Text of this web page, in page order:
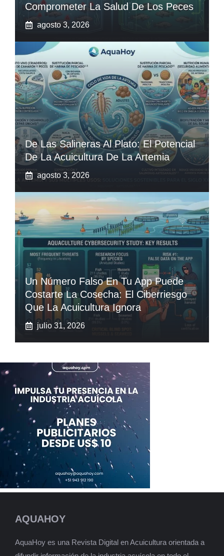
Comprometer La Salud De Los Peces
agosto 3, 2026
De Las Salineras Al Plato: El Potencial
De La Acuicultura De La Artemia
agosto 3, 2026
Un Número Falso En Tu App Puede
Costarte La Cosecha: El Ciberriesgo
Que La Acuicultura Ignora
julio 31, 2026
AQUAHOY
AquaHoy es una Revista Digital en Acuicultura orientada a